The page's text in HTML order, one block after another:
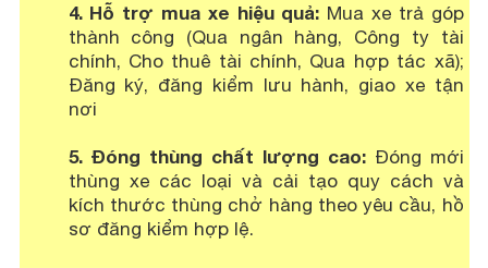
4. Hỗ trợ mua xe hiệu quả: Mua xe trả góp
thành công (Qua ngân hàng, Công ty tài
chính, Cho thuê tài chính, Qua hợp tác xã);
Đăng ký, đăng kiểm lưu hành, giao xe tận
nơi
5. Đóng thùng chất lượng cao:Đóng mới
thùng xe các loại và cải tạo quy cách và
kích thước thùng chở hàng theo yêu cầu, hồ
sơ đăng kiểm hợp lệ.